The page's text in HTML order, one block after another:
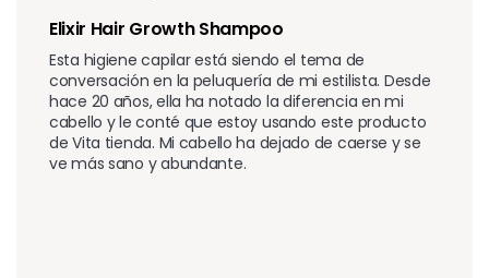
Elixir Hair Growth Shampoo
Esta higiene capilar está siendo el tema de
conversación en la peluquería de mi estilista. Desde
hace 20 años, ella ha notado la diferencia en mi
cabello y le conté que estoy usando este producto
de Vita tienda. Mi cabello ha dejado de caerse y se
ve más sano y abundante.